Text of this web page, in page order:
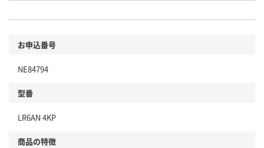
お申込番号
NE84794
型番
LR6AN 4KP
商品の特徴